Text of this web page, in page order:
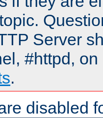
Server
#httpd,
.
disabled